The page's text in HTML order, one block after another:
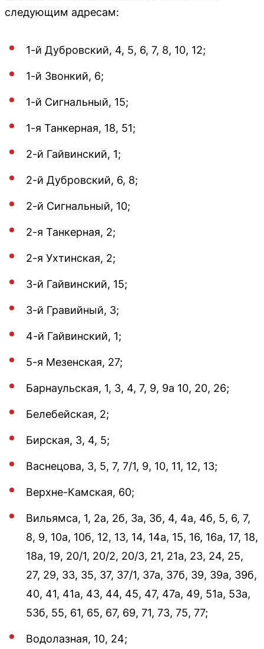
следующим адресам:
1-й Дубровский, 4, 5, 6, 7, 8, 10, 12;
1-й Звонкий, 6;
1-й Сигнальный, 15;
1-я Танкерная, 18, 51;
2-й Гайвинский, 1;
2-й Дубровский, 6, 8;
2-й Сигнальный, 10;
2-я Танкерная, 2;
2-я Ухтинская, 2;
3-й Гайвинский, 15;
3-й Гравийный, 3;
4-й Гайвинский, 1;
5-я Мезенская, 27;
Барнаульская, 1, 3, 4, 7, 9, 9а 10, 20, 26;
Белебейская, 2;
Бирская, 3, 4, 5;
Васнецова, 3, 5, 7, 7/1, 9, 10, 11, 12, 13;
Верхне-Камская, 60;
Вильямса, 1, 2а, 2б, 3а, 3б, 4, 4а, 4б, 5, 6, 7,
8, 9, 10а, 10б, 12, 13, 14, 14а, 15, 16, 16а, 17, 18,
18а, 19, 20/1, 20/2, 20/3, 21, 21а, 23, 24, 25,
27, 29, 33, 35, 37, 37/1, 37а, 37б, 39, 39а, 39б,
40, 41, 41а, 43, 44, 45, 47, 47а, 49, 51а, 53а,
53б, 55, 61, 65, 67, 69, 71, 73, 75, 77;
Водолазная, 10, 24;